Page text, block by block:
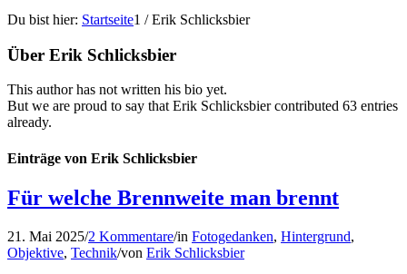
Du bist hier: Startseite1 / Erik Schlicksbier
Über Erik Schlicksbier
This author has not written his bio yet.
But we are proud to say that Erik Schlicksbiercontributed 63 entries
already.
Einträge von Erik Schlicksbier
Für welche Brennweite man brennt
21. Mai 2025/2 Kommentare/in Fotogedanken, Hintergrund,
Objektive, Technik/von Erik Schlicksbier